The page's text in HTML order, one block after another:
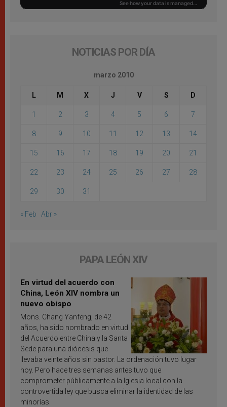
NOTICIAS POR DÍA
marzo 2010
L M X J V S D
1 2 3 4 5 6 7
8 9 10 11 12 13 14
15 16 17 18 19 20 21
22 23 24 25 26 27 28
29 30 31
« Feb Abr »
PAPA LEÓN XIV
En virtud del acuerdo con
China, León XIV nombra un
nuevo obispo
Mons. Chang Yanfeng, de 42
años, ha sido nombrado en virtud
del Acuerdo entre China y la Santa
Sede para una diócesis que
llevaba veinte años sin pastor. La ordenación tuvo lugar
hoy. Pero hace tres semanas antes tuvo que
comprometer públicamente a la Iglesia local con la
controvertida ley que busca eliminar la identidad de las
minorías.